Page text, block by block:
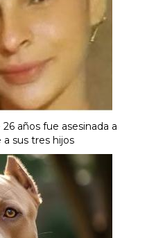
años fue asesinada a
sus tres hijos